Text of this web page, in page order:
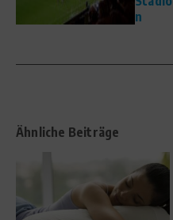
n
Ähnliche Beiträge